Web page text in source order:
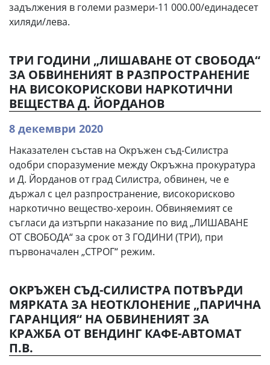
задължения в големи размери-11 000.00/единадесет
хиляди/лева.
ТРИ ГОДИНИ „ЛИШАВАНЕ ОТ СВОБОДА“
ЗА ОБВИНЕНИЯТ В РАЗПРОСТРАНЕНИЕ
НА ВИСОКОРИСКОВИ НАРКОТИЧНИ
ВЕЩЕСТВА Д. ЙОРДАНОВ
8 декември 2020
Наказателен състав на Окръжен съд-Силистра
одобри споразумение между Окръжна прокуратура
и Д. Йорданов от град Силистра, обвинен, че е
държал с цел разпространение, високорисково
наркотично вещество-хероин. Обвиняемият се
съгласи да изтърпи наказание по вид „ЛИШАВАНЕ
ОТ СВОБОДА“ за срок от 3 ГОДИНИ (ТРИ), при
първоначален „СТРОГ“ режим.
ОКРЪЖЕН СЪД-СИЛИСТРА ПОТВЪРДИ
МЯРКАТА ЗА НЕОТКЛОНЕНИЕ „ПАРИЧНА
ГАРАНЦИЯ“ НА ОБВИНЕНИЯТ ЗА
КРАЖБА ОТ ВЕНДИНГ КАФЕ-АВТОМАТ
П.В.